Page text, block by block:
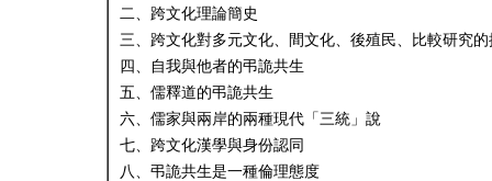
二、跨文化理論簡史
三、跨文化對多元文化、間文化、後殖民、比較研究的
四、自我與他者的弔詭共生
五、儒釋道的弔詭共生
六、儒家與兩岸的兩種現代「三統」說
七、跨文化漢學與身份認同
八、弔詭共生是一種倫理態度